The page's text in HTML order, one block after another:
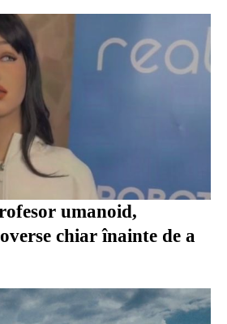
umanoid,
chiar înainte de a